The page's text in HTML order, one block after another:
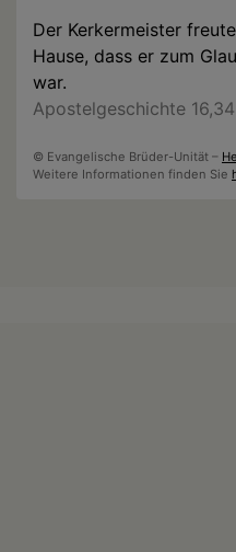
Der Kerkermeister
Hause, dass er zum
war.
Apostelgeschichte 16,34
© Evangelische Brüder-Unität –
Weitere Informationen finden Sie